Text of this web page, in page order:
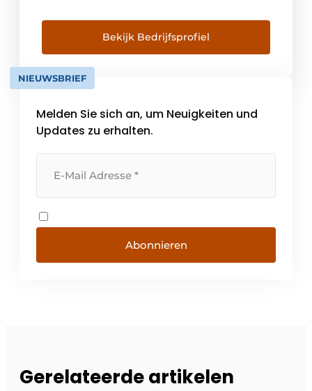
Bekijk Bedrijfsprofiel
NIEUWSBRIEF
Melden Sie sich an, um Neuigkeiten und
Updates zu erhalten.
Abonnieren
Gerelateerde artikelen